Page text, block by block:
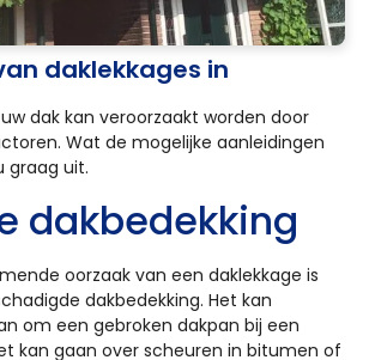
daklekkages in
dak kan veroorzaakt worden door
Wat de mogelijke aanleidingen
graag uit.
dakbedekking
oorzaak van een daklekkage is
dakbedekking. Het kan
om een gebroken dakpan bij een
kan gaan over scheuren in bitumen of